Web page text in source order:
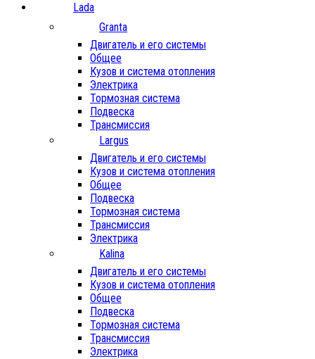
Lada
Granta
Двигатель и его системы
Общее
Кузов и система отопления
Электрика
Тормозная система
Подвеска
Трансмиссия
Largus
Двигатель и его системы
Кузов и система отопления
Общее
Подвеска
Тормозная система
Трансмиссия
Электрика
Kalina
Двигатель и его системы
Кузов и система отопления
Общее
Подвеска
Тормозная система
Трансмиссия
Электрика